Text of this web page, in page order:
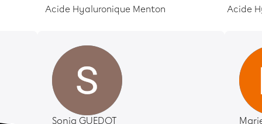
Acide Hyaluronique Menton Acide
Sonia GUEDOT